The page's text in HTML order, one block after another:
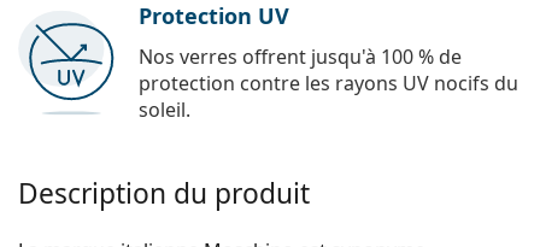
Protection UV
Nos verres offrent jusqu'à 100 % de
protection contre les rayons UV nocifs du
soleil.
Description du produit